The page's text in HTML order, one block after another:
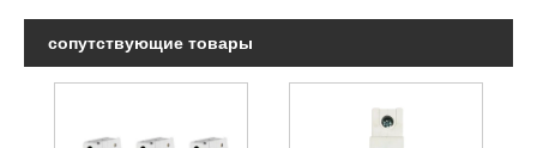
сопутствующие товары